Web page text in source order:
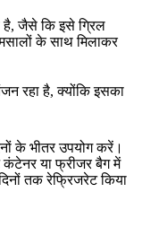
है, जैसे कि इसे ग्रिल
के साथ मिलाकर
रहा है, क्योंकि इसका
के भीतर उपयोग करें।
या फ्रीजर बैग में
तक रेफ्रिजरेट किया